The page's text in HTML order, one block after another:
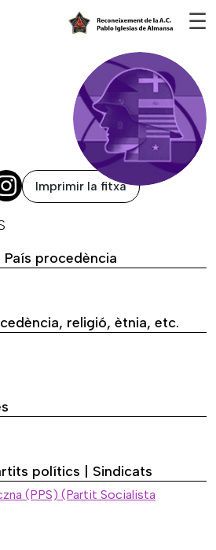
☰
Imprimir la fitxa
procedència
religió, ètnia, etc.
polítics | Sindicats
(PPS) (Partit Socialista